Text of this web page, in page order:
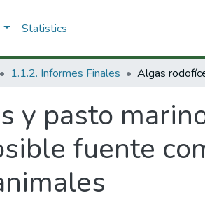
Statistics
1.1.2. Informes Finales
y pasto
fuente